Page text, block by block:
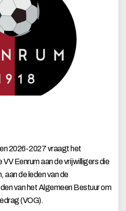
2026-2027 vraagt het
Eenrum aan de vrijwilligers die
aan de leden van de
van het Algemeen Bestuur om
(VOG).